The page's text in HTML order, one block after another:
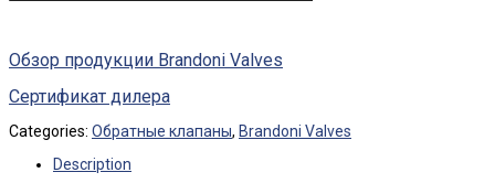
Обзор продукции Brandoni Valves
Сертификат дилера
Categories: Обратные клапаны, Brandoni Valves
Description